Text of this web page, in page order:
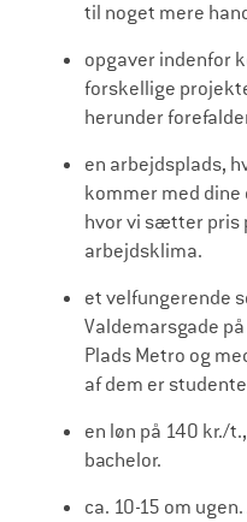
til noget mere
opgaver indenfor
forskellige
herunder
en arbejdsplads,
kommer med dine
hvor vi sætter pris
arbejdsklima.
et velfungerende
Valdemarsgade
Plads Metro og
af dem er
en løn på 140 kr./
bachelor.
ca. 10-15 om